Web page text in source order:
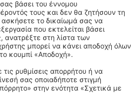
επιφύλαξη παντός νομίμου δικαιώματος.